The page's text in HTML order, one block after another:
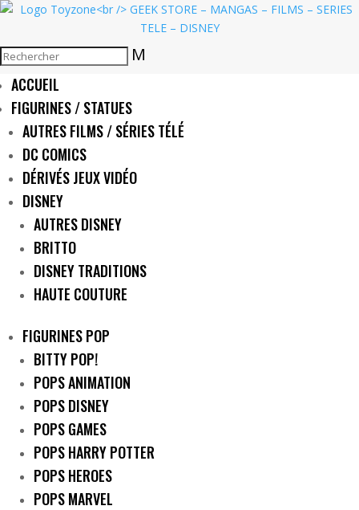
M
ACCUEIL
FIGURINES / STATUES
AUTRES FILMS / SÉRIES TÉLÉ
DC COMICS
DÉRIVÉS JEUX VIDÉO
DISNEY
AUTRES DISNEY
BRITTO
DISNEY TRADITIONS
HAUTE COUTURE
FIGURINES POP
BITTY POP!
POPS ANIMATION
POPS DISNEY
POPS GAMES
POPS HARRY POTTER
POPS HEROES
POPS MARVEL